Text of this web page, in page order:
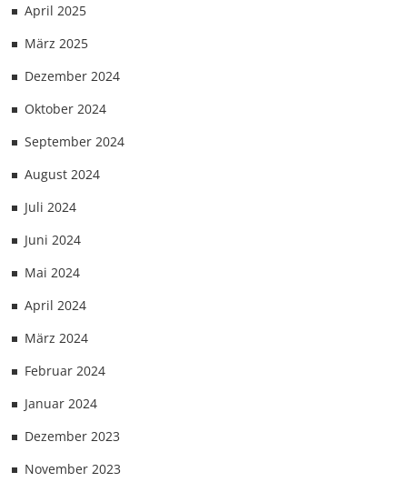
April 2025
März 2025
Dezember 2024
Oktober 2024
September 2024
August 2024
Juli 2024
Juni 2024
Mai 2024
April 2024
März 2024
Februar 2024
Januar 2024
Dezember 2023
November 2023